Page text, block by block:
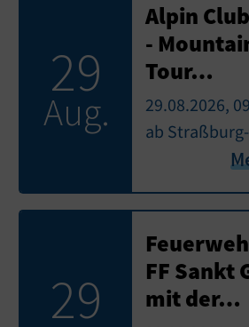
29
Aug.
Alpin
-
Tour…
29.08.2026,
ab
29
FF Sankt
mit der…